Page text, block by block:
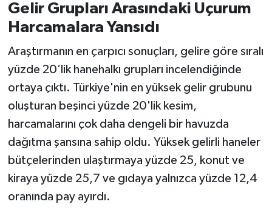
Gelir Grupları Arasındaki Uçurum
Harcamalara Yansıdı
Araştırmanın en çarpıcı sonuçları, gelire göre sıralı
yüzde 20’lik hanehalkı grupları incelendiğinde
ortaya çıktı. Türkiye'nin en yüksek gelir grubunu
oluşturan beşinci yüzde 20'lik kesim,
harcamalarını çok daha dengeli bir havuzda
dağıtma şansına sahip oldu. Yüksek gelirli haneler
bütçelerinden ulaştırmaya yüzde 25, konut ve
kiraya yüzde 25,7 ve gıdaya yalnızca yüzde 12,4
oranında pay ayırdı.